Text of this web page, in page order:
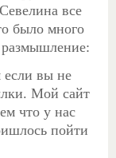
Севелина все
было много
если вы не
Мой сайт
что у нас
пойти